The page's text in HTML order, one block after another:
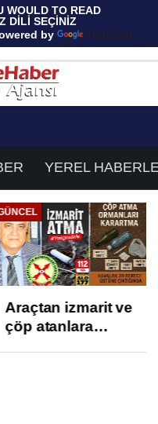
WOULD TO READ
DİLİ SEÇİNİZ
by
Translate
YEREL
Araçtan izmarit ve
çöp atanlara